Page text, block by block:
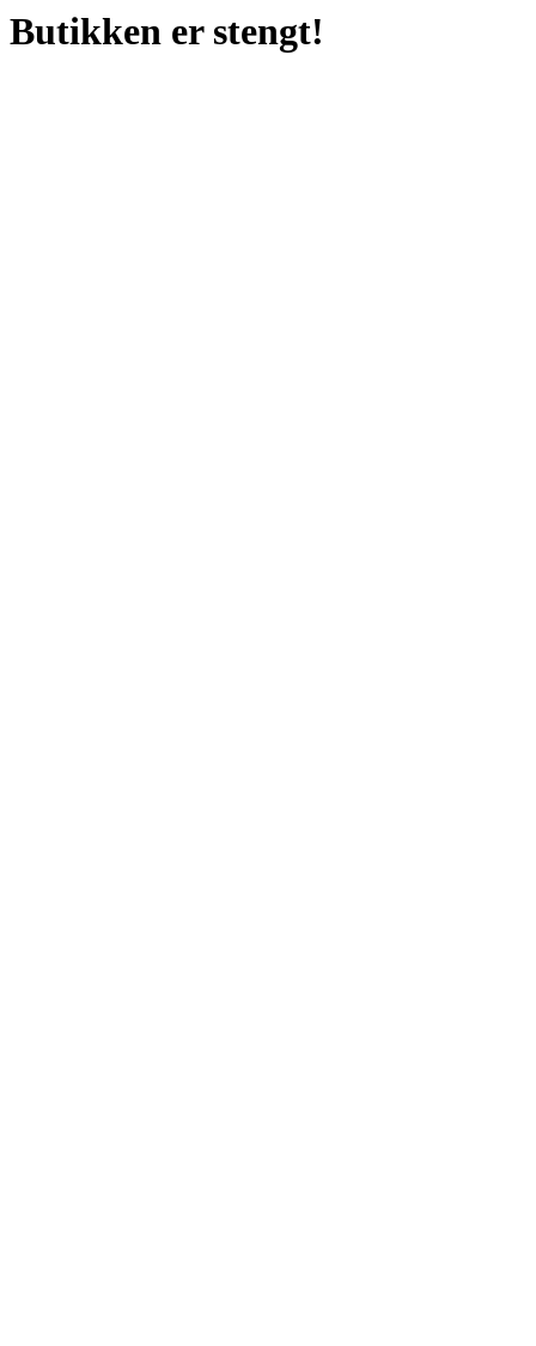
Butikken er stengt!